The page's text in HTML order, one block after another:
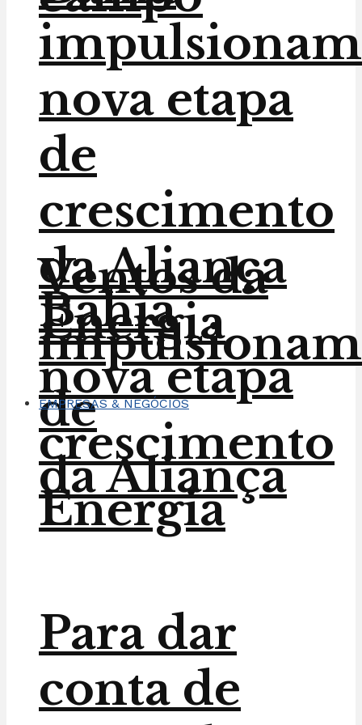
Ventos da
Bahia
impulsionam
nova etapa
de
crescimento
da Aliança
Energia
impulsionam
nova etapa
de
crescimento
da Aliança
Energia
EMPRESAS & NEGÓCIOS
Para dar
conta de